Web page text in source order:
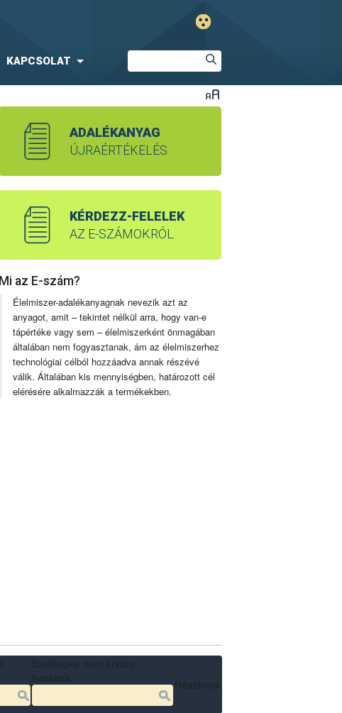
KAPCSOLAT
ADALÉKANYAG
ÚJRAÉRTÉKELÉS
KÉRDEZZ-FELELEK
AZ E-SZÁMOKRÓL
Mi az E-szám?
Élelmiszer-adalékanyagnak nevezik azt az
anyagot, amit – tekintet nélkül arra, hogy van-e
tápértéke vagy sem – élelmiszerként önmagában
általában nem fogyasztanak, ám az élelmiszerhez
technológiai célból hozzáadva annak részévé
válik. Általában kis mennyiségben, határozott cél
elérésére alkalmazzák a termékekben.